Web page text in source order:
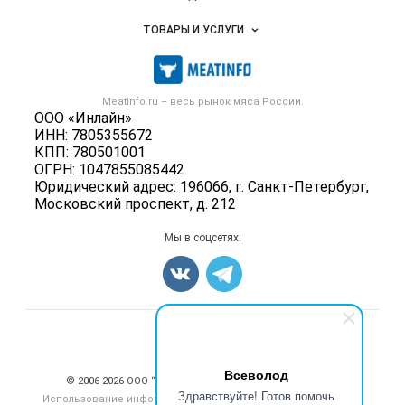
Всеволод
Здравствуйте! Готов помочь
Meatinfo.ru – весь рынок мяса России.
ООО «Инлайн»
ИНН: 7805355672
КПП: 780501001
ОГРН: 1047855085442
Юридический адрес: 196066, г. Санкт-Петербург,
Московский проспект, д. 212
Размещение рекламы
Публичная оферта
Контактная информация
Политика обработки персональных данных
Объявления
Новости рынка
Мониторинг
Вакансии
ТОВАРЫ И УСЛУГИ
Мясо, мясопродукты
Скот в живом весе
Колбасы, сосиски, деликатесы
Мясные полуфабрикаты
Мясные снеки
Яйца
Карта объявлений
Мы в соцсетях:
© 2006‑2026 ООО “Инлайн”. 12+ Все права защищены.
Использование информации, размещенной на данном сайте,